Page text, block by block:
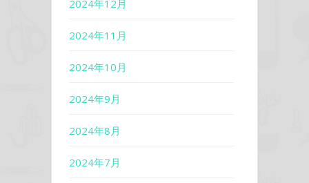
2024年12月
2024年11月
2024年10月
2024年9月
2024年8月
2024年7月